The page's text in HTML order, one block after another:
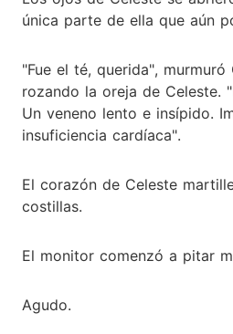
única parte de ella que aún
"Fue el té, querida", murmuró
rozando la oreja de Celeste.
Un veneno lento e insípido.
insuficiencia cardíaca".
El corazón de Celeste
costillas.
El monitor comenzó a pitar
Agudo.